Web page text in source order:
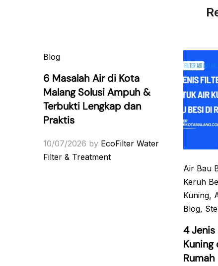
Blog
6 Masalah Air di Kota
Malang Solusi Ampuh &
Terbukti Lengkap dan
Praktis
10/07/2026 by EcoFilter Water
Filter & Treatment
Air Bau
Keruh
Kuning,
Blog,
4
Kuning
Rumah